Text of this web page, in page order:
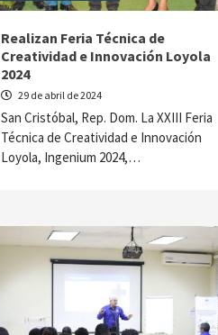
Realizan Feria Técnica de
Creatividad e Innovación Loyola
2024
29 de abril de 2024
San Cristóbal, Rep. Dom. La XXIII Feria
Técnica de Creatividad e Innovación
Loyola, Ingenium 2024,…